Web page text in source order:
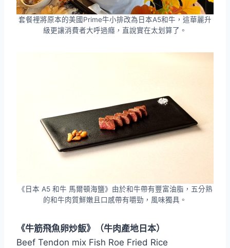
套餐裡將原本的美國Prime牛小排改為日本A5和牛，這華麗升
級更讓消費者大呼過癮，直說實在太划算了。
《日本 A5 和牛 馬爾頓海鹽》由於和牛帶有豐富油脂，五分熟
的和牛肉質鮮嫩且口感帶有嚼勁，風味獨具。
《牛筋飛魚卵炒飯》（牛肉產地日本）
Beef Tendon mix Fish Roe Fried Rice